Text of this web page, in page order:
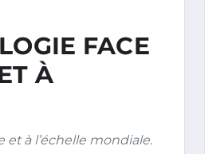
FACE
À
et à l’échelle mondiale.